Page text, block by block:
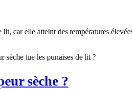
car elle atteint des températures
sèche tue les punaises de lit ?
sèche ?